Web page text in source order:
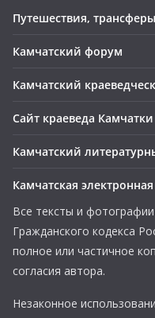
Путешествия,
Камчатский форум
Камчатский
Сайт краеведа Камчатки
Камчатский
Камчатская
Все тексты и
Гражданского кодекса
полное или частичное
согласия автора.
Незаконное